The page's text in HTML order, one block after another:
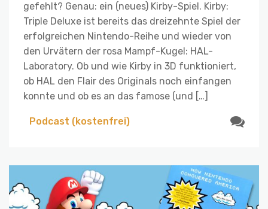
gefehlt? Genau: ein (neues) Kirby-Spiel. Kirby:
Triple Deluxe ist bereits das dreizehnte Spiel der
erfolgreichen Nintendo-Reihe und wieder von
den Urvätern der rosa Mampf-Kugel: HAL-
Laboratory. Ob und wie Kirby in 3D funktioniert,
ob HAL den Flair des Originals noch einfangen
konnte und ob es an das famose (und […]
Podcast (kostenfrei)